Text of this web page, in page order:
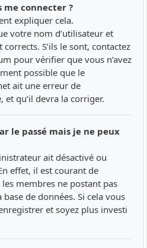
me connecter ?
expliquer cela.
votre nom d’utilisateur et
S’ils le sont, contactez
pour vérifier que vous n’avez
possible que le
ait une erreur de
qu’il devra la corriger.
le passé mais je ne peux
ait désactivé ou
effet, il est courant de
membres ne postant pas
de données. Si cela vous
et soyez plus investi